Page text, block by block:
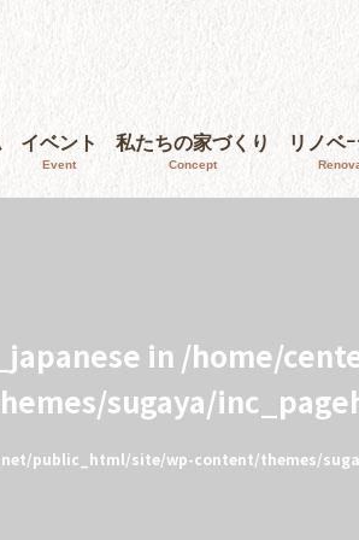
イベント
Event
私たちの家づくり
Concept
リノベ
in /home/
sugaya/
public_html/site/wp-content/themes/